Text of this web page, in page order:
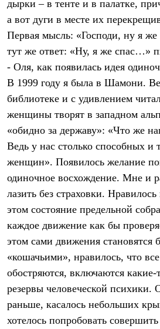
Контроль качества
Команда Баск
Сотрудничество
Стать дилером
Корпоративным клиентам
Услуги
Где купить
дырки – в тенте и в палатке,
а вот дуги в месте их
Первая мысль: «Господи, ну я
тут же ответ: «Ну, я же спас…»
- Оля, как появилась идея
В 1999 году я была в Шамони.
библиотеке и с удивлением
женщины творят в западном
«обидно за державу»: «Что же
Ведь у нас столько способных и
женщин». Появилось желание
одиночное восхождение. Мне и
лазить без страховки.
этом состояние предельной
каждое движение как бы
этом сами движения становятся
«кошачьими», нравилось, что
обостряются, включаются
резервы человеческой психики.
раньше, касалось небольших
хотелось попробовать